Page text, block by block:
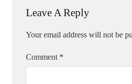
Leave A Reply
Your email address will not be
Comment *